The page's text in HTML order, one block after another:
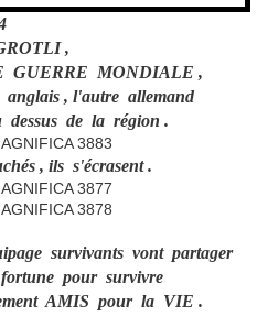
,
GUERRE MONDIALE ,
, l'autre allemand
dessus de la région .
, ils s'écrasent .
survivants vont partager
pour survivre
AMIS pour la VIE .